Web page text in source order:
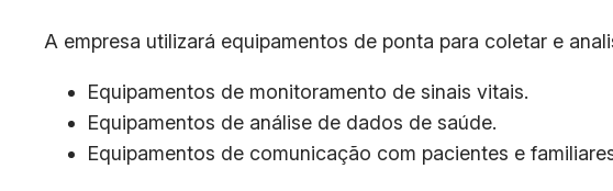
A empresa utilizará equipamentos de ponta para coletar e
Equipamentos de monitoramento de sinais vitais.
Equipamentos de análise de dados de saúde.
Equipamentos de comunicação com pacientes e